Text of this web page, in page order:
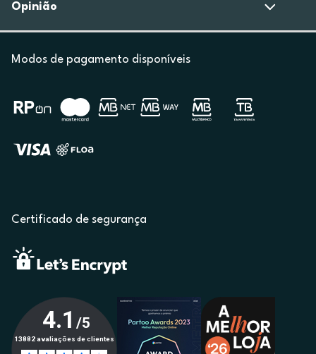
Opinião
Modos de pagamento disponíveis
Certificado de segurança